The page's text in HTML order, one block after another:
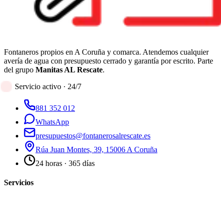
Fontaneros propios en A Coruña y comarca. Atendemos cualquier
avería de agua con presupuesto cerrado y garantía por escrito. Parte
del grupo Manitas AL Rescate.
Servicio activo · 24/7
881 352 012
WhatsApp
presupuestos@fontanerosalrescate.es
Rúa Juan Montes, 39, 15006 A Coruña
24 horas · 365 días
Servicios